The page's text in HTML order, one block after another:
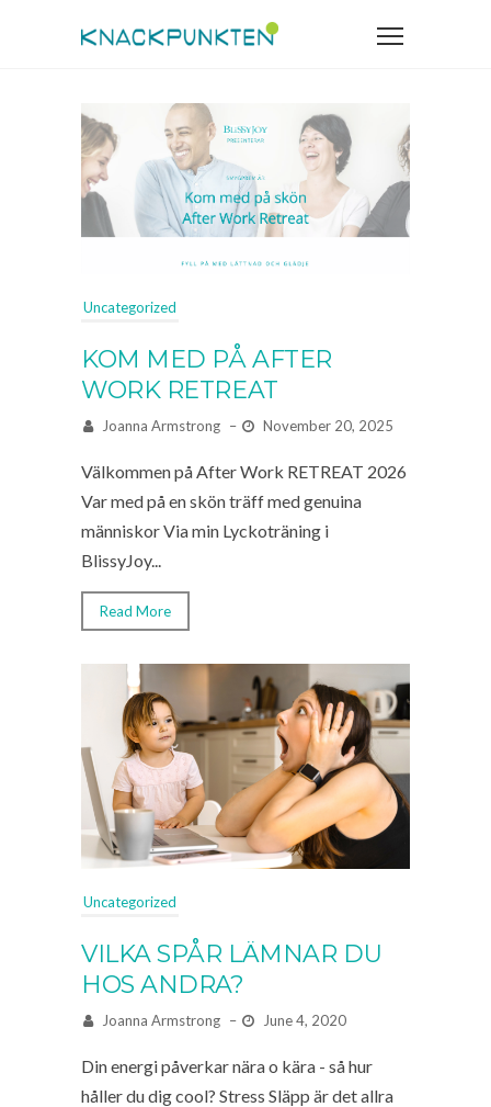
Uncategorized
KOM MED PÅ AFTER
WORK RETREAT
Joanna Armstrong – November 20, 2025
Välkommen på After Work RETREAT 2026
Var med på en skön träff med genuina
människor Via min Lyckoträning i
BlissyJoy...
Read More
Uncategorized
VILKA SPÅR LÄMNAR DU
HOS ANDRA?
Joanna Armstrong – June 4, 2020
Din energi påverkar nära o kära - så hur
håller du dig cool? Stress Släpp är det allra